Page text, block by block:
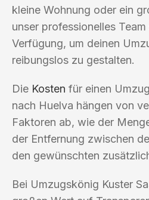
kleine Wohnung oder ein
unser professionelles
Verfügung, um deinen
reibungslos zu gestalten.
Die Kosten für einen
nach Huelva hängen von
Faktoren ab, wie der
der Entfernung zwischen
den gewünschten
Bei Umzugskönig Kuster